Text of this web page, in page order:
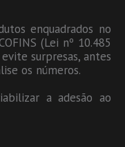
enquadrados no
(Lei nº 10.485
surpresas, antes
os números.
a adesão ao